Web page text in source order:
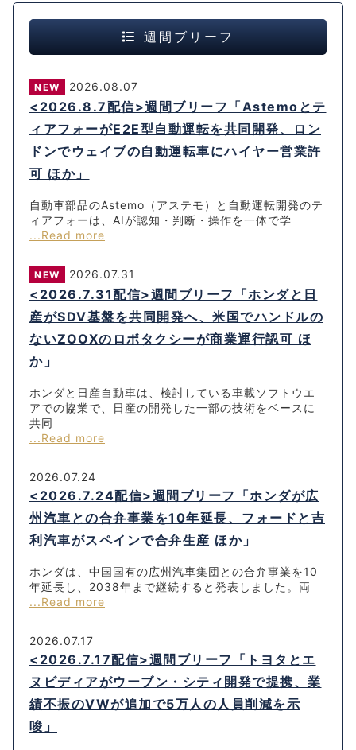
週間ブリーフ
NEW 2026.08.07
<2026.8.7配信>週間ブリーフ「Astemoとテ
ィアフォーがE2E型自動運転を共同開発、ロン
ドンでウェイブの自動運転車にハイヤー営業許
可 ほか」
自動車部品のAstemo（アステモ）と自動運転開発のテ
ィアフォーは、AIが認知・判断・操作を一体で学
...Read more
NEW 2026.07.31
<2026.7.31配信>週間ブリーフ「ホンダと日
産がSDV基盤を共同開発へ、米国でハンドルの
ないZOOXのロボタクシーが商業運行認可 ほ
か」
ホンダと日産自動車は、検討している車載ソフトウエ
アでの協業で、日産の開発した一部の技術をベースに
共同
...Read more
2026.07.24
<2026.7.24配信>週間ブリーフ「ホンダが広
州汽車との合弁事業を10年延長、フォードと吉
利汽車がスペインで合弁生産 ほか」
ホンダは、中国国有の広州汽車集団との合弁事業を10
年延長し、2038年まで継続すると発表しました。両
...Read more
2026.07.17
<2026.7.17配信>週間ブリーフ「トヨタとエ
ヌビディアがウーブン・シティ開発で提携、業
績不振のVWが追加で5万人の人員削減を示
唆」